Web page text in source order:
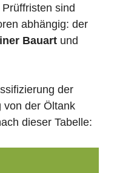
sind
abhängig: der
Bauart und
der
von der Öltank
dieser Tabelle: